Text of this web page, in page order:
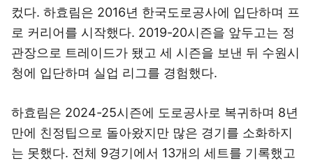
컸다. 하효림은 2016년 한국도로공사에 입단하며 프
로 커리어를 시작했다. 2019-20시즌을 앞두고는 정
관장으로 트레이드가 됐고 세 시즌을 보낸 뒤 수원시
청에 입단하며 실업 리그를 경험했다.
하효림은 2024-25시즌에 도로공사로 복귀하며 8년
만에 친정팁으로 돌아왔지만 많은 경기를 소화하지
는 못했다. 전체 9경기에서 13개의 세트를 기록했고